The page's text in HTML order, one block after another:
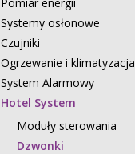
Systemy osłonowe
Czujniki
Ogrzewanie i klimatyzacja
System Alarmowy
Hotel System
Moduły sterowania
Dzwonki